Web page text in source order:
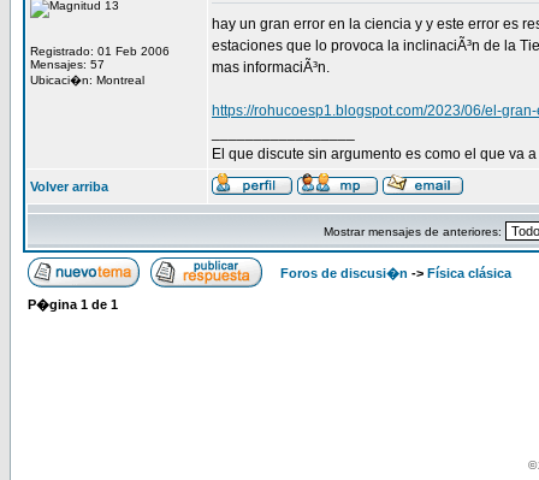
Registrado: 01 Feb 2006
Mensajes: 57
Ubicaci�n: Montreal
hay un gran error en la ciencia y y este error es
estaciones que lo provoca la inclinaciÃ³n de la
mas informaciÃ³n.
https://rohucoesp1.blogspot.com/2023/06/el-
El que discute sin argumento es como el que va
Volver arriba
Mostrar mensajes de anteriores:
Foros de discusi�n -> Física clásica
P�gina 1 de 1
©